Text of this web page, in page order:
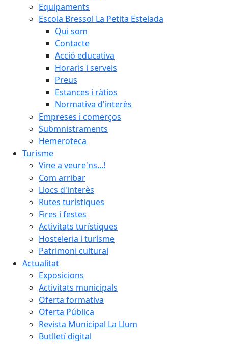
Equipaments
Escola Bressol La Petita Estelada
Qui som
Contacte
Acció educativa
Horaris i serveis
Preus
Estances i ràtios
Normativa d'interès
Empreses i comerços
Submnistraments
Hemeroteca
Turisme
Vine a veure'ns...!
Com arribar
Llocs d'interès
Rutes turístiques
Fires i festes
Activitats turístiques
Hosteleria i turísme
Patrimoni cultural
Actualitat
Exposicions
Activitats municipals
Oferta formativa
Oferta Pública
Revista Municipal La Llum
Butlletí digital